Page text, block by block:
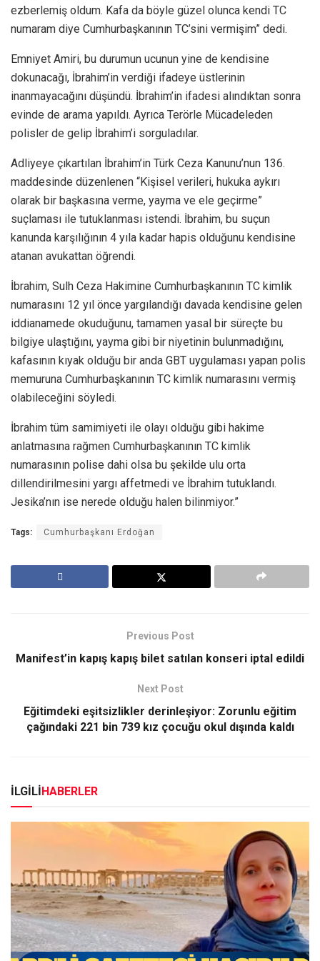
ezberlemiş oldum. Kafa da böyle güzel olunca kendi TC
numaram diye Cumhurbaşkanının TC’sini vermişim” dedi.
Emniyet Amiri, bu durumun ucunun yine de kendisine
dokunacağı, İbrahim’in verdiği ifadeye üstlerinin
inanmayacağını düşündü. İbrahim’in ifadesi alındıktan sonra
evinde de arama yapıldı. Ayrıca Terörle Mücadeleden
polisler de gelip İbrahim’i sorguladılar.
Adliyeye çıkartılan İbrahim’in Türk Ceza Kanunu’nun 136.
maddesinde düzenlenen “Kişisel verileri, hukuka aykırı
olarak bir başkasına verme, yayma ve ele geçirme”
suçlaması ile tutuklanması istendi. İbrahim, bu suçun
kanunda karşılığının 4 yıla kadar hapis olduğunu kendisine
atanan avukattan öğrendi.
İbrahim, Sulh Ceza Hakimine Cumhurbaşkanının TC kimlik
numarasını 12 yıl önce yargılandığı davada kendisine gelen
iddianamede okuduğunu, tamamen yasal bir süreçte bu
bilgiye ulaştığını, yayma gibi bir niyetinin bulunmadığını,
kafasının kıyak olduğu bir anda GBT uygulaması yapan polis
memuruna Cumhurbaşkanının TC kimlik numarasını vermiş
olabileceğini söyledi.
İbrahim tüm samimiyeti ile olayı olduğu gibi hakime
anlatmasına rağmen Cumhurbaşkanının TC kimlik
numarasının polise dahi olsa bu şekilde ulu orta
dillendirilmesini yargı affetmedi ve İbrahim tutuklandı.
Jesika’nın ise nerede olduğu halen bilinmiyor.”
Tags: Cumhurbaşkanı Erdoğan
Previous Post
Manifest’in kapış kapış bilet satılan konseri iptal edildi
Next Post
Eğitimdeki eşitsizlikler derinleşiyor: Zorunlu eğitim
çağındaki 221 bin 739 kız çocuğu okul dışında kaldı
İLGİLİHABERLER